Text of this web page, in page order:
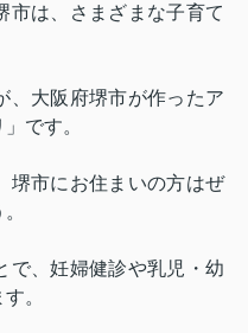
市は、さまざまな子育て
、大阪府堺市が作ったア
です。
堺市にお住まいの方はぜ
で、妊婦健診や乳児・幼
。